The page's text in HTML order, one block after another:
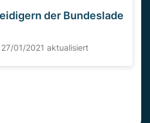
der Bundeslade
27/01/2021 aktualisiert